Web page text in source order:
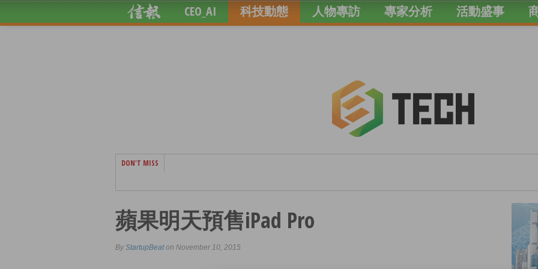
CEO_AI 科技動態 人物專訪 專家分析 活動盛事
DON'T MISS
蘋果明天預售iPad Pro
By StartupBeaton November 10, 2015